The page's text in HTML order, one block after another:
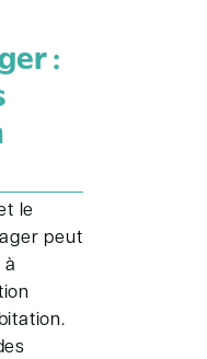
:
le
peut
à